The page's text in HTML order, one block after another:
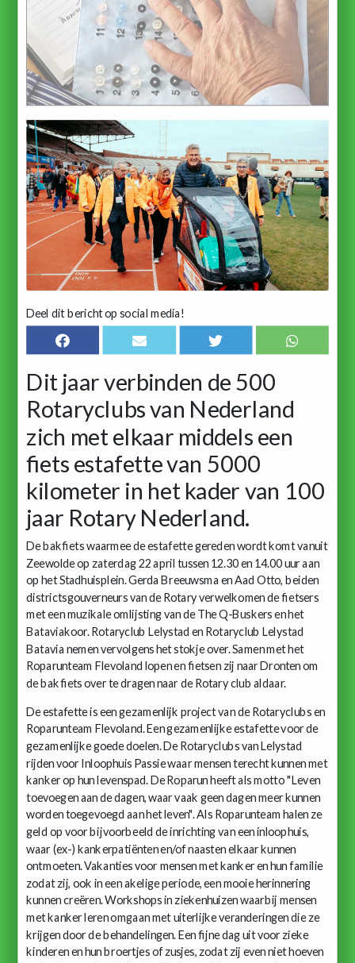
Deel dit bericht op social media!
Dit jaar verbinden de 500
Rotaryclubs van Nederland
zich met elkaar middels een
fiets estafette van 5000
kilometer in het kader van 100
jaar Rotary Nederland.
De bakfiets waarmee de estafette gereden wordt komt vanuit
Zeewolde op zaterdag 22 april tussen 12.30 en 14.00 uur aan
op het Stadhuisplein. Gerda Breeuwsma en Aad Otto, beiden
districtsgouverneurs van de Rotary verwelkomen de fietsers
met een muzikale omlijsting van de The Q-Buskers en het
Bataviakoor. Rotaryclub Lelystad en Rotaryclub Lelystad
Batavia nemen vervolgens het stokje over. Samen met het
Roparunteam Flevoland lopen en fietsen zij naar Dronten om
de bakfiets over te dragen naar de Rotary club aldaar.
De estafette is een gezamenlijk project van de Rotaryclubs en
Roparunteam Flevoland. Een gezamenlijke estafette voor de
gezamenlijke goede doelen. De Rotaryclubs van Lelystad
rijden voor Inloophuis Passie waar mensen terecht kunnen met
kanker op hun levenspad. De Roparun heeft als motto "Leven
toevoegen aan de dagen, waar vaak geen dagen meer kunnen
worden toegevoegd aan het leven". Als Roparunteam halen ze
geld op voor bijvoorbeeld de inrichting van een inloophuis,
waar (ex-) kankerpatiënten en/of naasten elkaar kunnen
ontmoeten. Vakanties voor mensen met kanker en hun familie
zodat zij, ook in een akelige periode, een mooie herinnering
kunnen creëren. Workshops in ziekenhuizen waarbij mensen
met kanker leren omgaan met uiterlijke veranderingen die ze
krijgen door de behandelingen. Een fijne dag uit voor zieke
kinderen en hun broertjes of zusjes, zodat zij even niet hoeven